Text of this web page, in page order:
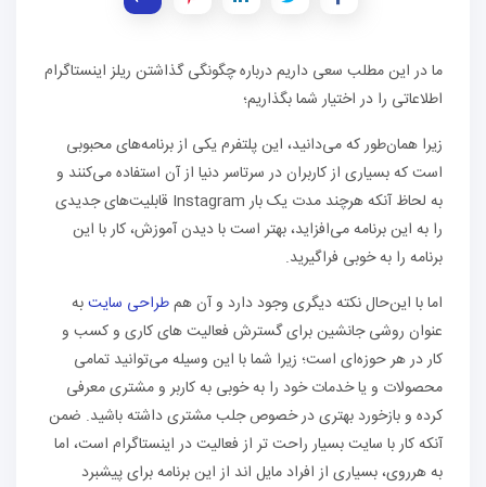
ما در این مطلب سعی داریم درباره چگونگی گذاشتن ریلز اینستاگرام
اطلاعاتی را در اختیار شما بگذاریم؛
زیرا همان‌طور که می‌دانید، این پلتفرم یکی از برنامه‌های محبوبی
است که بسیاری از کاربران در سرتاسر دنیا از آن استفاده می‌کنند و
به لحاظ آنکه هرچند مدت یک‌ بار Instagram قابلیت‌های جدیدی
را به این برنامه می‌افزاید، بهتر است با دیدن آموزش، کار با این
برنامه را به خوبی فراگیرید.
اما با این‌حال نکته دیگری وجود دارد و آن همطراحی سایتبه‌
عنوان روشی جانشین برای گسترش فعالیت‌ های کاری و کسب‌ و
کار در هر حوزه‌ای است؛ زیرا شما با این وسیله می‌توانید تمامی
محصولات و یا خدمات خود را به خوبی به کاربر و مشتری معرفی
کرده و بازخورد بهتری در خصوص جلب مشتری داشته باشید. ضمن
آنکه کار با سایت بسیار راحت‌ تر از فعالیت در اینستاگرام است، اما
به‌ هرروی، بسیاری از افراد مایل‌ اند از این برنامه برای پیشبرد